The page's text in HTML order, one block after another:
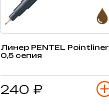
Линер PENTEL Pointliner
0,5 сепия
240 ₽